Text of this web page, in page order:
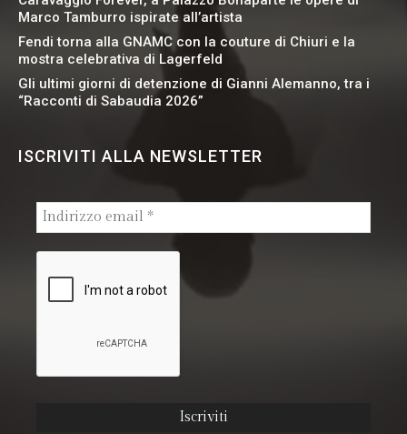
Marco Tamburro ispirate all’artista
Fendi torna alla GNAMC con la couture di Chiuri e la
mostra celebrativa di Lagerfeld
Gli ultimi giorni di detenzione di Gianni Alemanno, tra i
“Racconti di Sabaudia 2026”
ISCRIVITI ALLA NEWSLETTER